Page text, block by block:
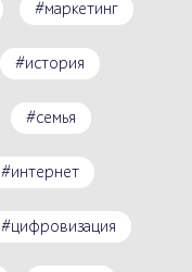
#маркетинг
#история
#семья
#интернет
#цифровизация